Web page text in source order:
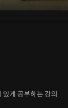
게 공부하는 강의